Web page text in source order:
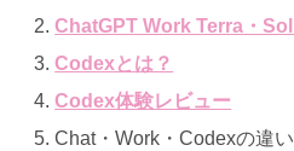
ChatGPT Work Terra・
Codexとは？
Codex体験レビュー
Chat・Work・Codexの違い